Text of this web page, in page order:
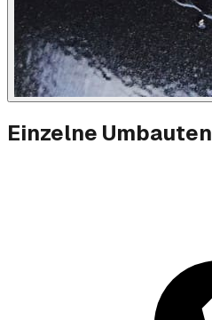
Einzelne Umbauten